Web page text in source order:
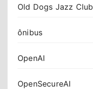
Old Dogs Jazz Club
ônibus
OpenAI
OpenSecureAI